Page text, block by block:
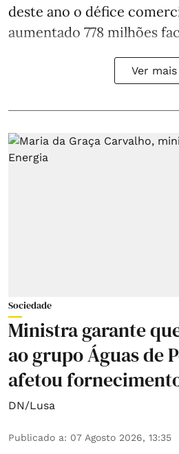
deste ano o défice
aumentado 778 milhões
Ver mais
Sociedade
Ministra garante
ao grupo Águas de
afetou
DN/Lusa
Publicado a: 07 Agosto 2026, 13:35